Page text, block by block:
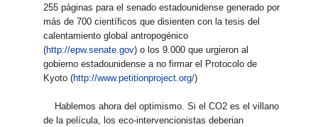
255 páginas para el senado estadounidense generado por
más de 700 científicos que disienten con la tesis del
calentamiento global antropogénico
(http://epw.senate.gov) o los 9.000 que urgieron al
gobierno estadounidense a no firmar el Protocolo de
Kyoto (http://www.petitionproject.org/)
Hablemos ahora del optimismo. Si el CO2 es el villano
de la película, los eco-intervencionistas deberian